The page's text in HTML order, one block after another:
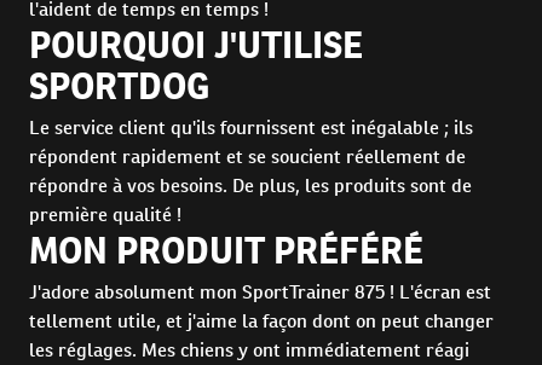
l'aident de temps en temps !
POURQUOI J'UTILISE
SPORTDOG
Le service client qu'ils fournissent est inégalable ; ils
répondent rapidement et se soucient réellement de
répondre à vos besoins. De plus, les produits sont de
première qualité !
MON PRODUIT PRÉFÉRÉ
J'adore absolument mon SportTrainer 875 ! L'écran est
tellement utile, et j'aime la façon dont on peut changer
les réglages. Mes chiens y ont immédiatement réagi